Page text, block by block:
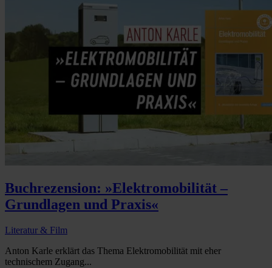
Buchrezension: »Elektromobilität –
Grundlagen und Praxis«
Literatur & Film
Anton Karle erklärt das Thema Elektromobilität mit eher
technischem Zugang...